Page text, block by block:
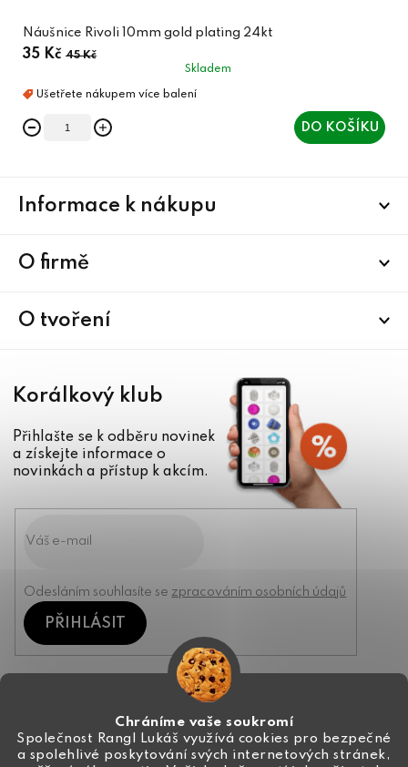
Chráníme vaše soukromí
Společnost Rangl Lukáš využívá cookies pro bezpečné
a spolehlivé poskytování svých internetových stránek,
Náušnice Rivoli 10mm gold plating 24kt
35 Kč 45 Kč
Skladem
DO KOŠÍKU
Informace k nákupu
O firmě
O tvoření
Korálkový klub
Přihlašte se k odběru novinek
a získejte informace o
novinkách a přístup k akcím.
Odesláním souhlasíte se zpracováním osobních údajů
PŘIHLÁSIT